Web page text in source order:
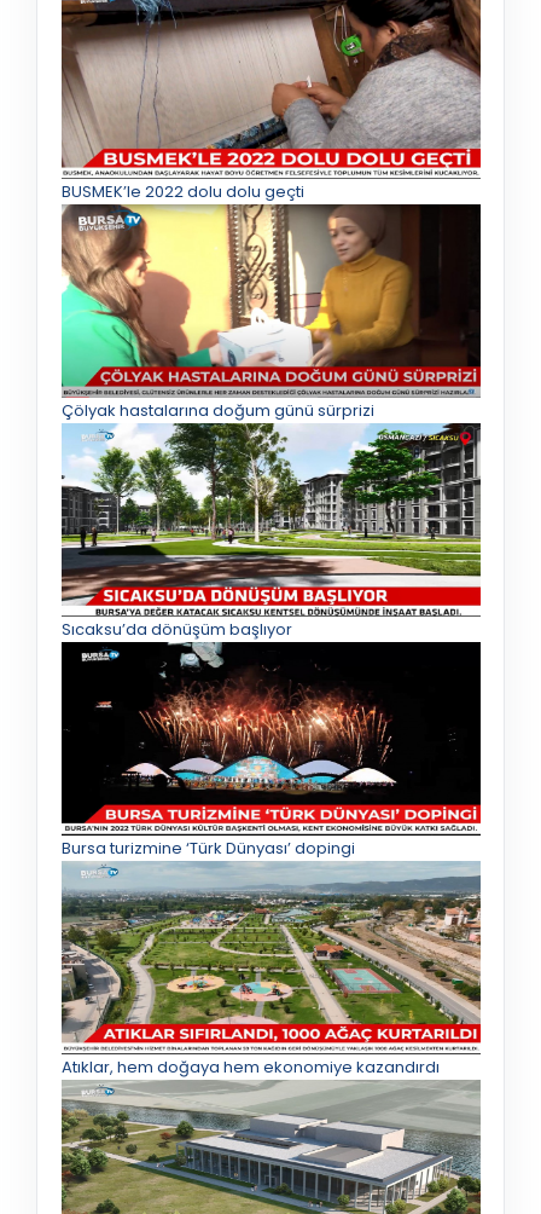
BUSMEK’le 2022 dolu dolu geçti
Çölyak hastalarına doğum günü sürprizi
Sıcaksu’da dönüşüm başlıyor
Bursa turizmine ‘Türk Dünyası’ dopingi
Atıklar, hem doğaya hem ekonomiye kazandırdı